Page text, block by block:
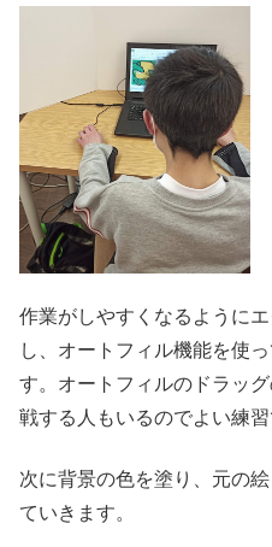
作業がしやすくなるように
し、オートフィル機能を使
す。オートフィルのドラッ
戦する人もいるのでよい練習
次に背景の色を塗り、元の
ていきます。